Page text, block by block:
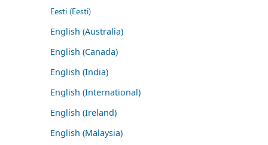
Eesti (Eesti)
English (Australia)
English (Canada)
English (India)
English (International)
English (Ireland)
English (Malaysia)